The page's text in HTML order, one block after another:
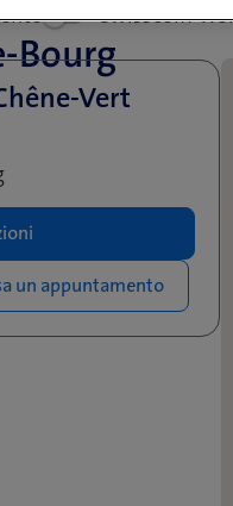
Swisscom
Bourg
Vert
un appuntamento